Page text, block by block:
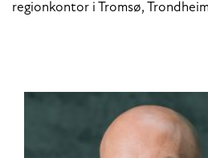
regionkontor i Tromsø,